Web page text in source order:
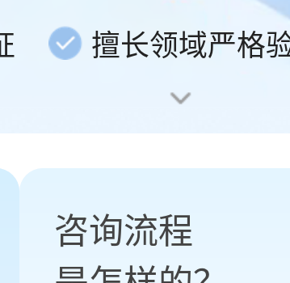
擅长领域严格
咨询流程